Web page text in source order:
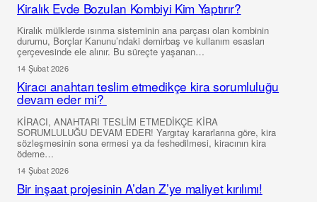
Kiralık Evde Bozulan Kombiyi Kim Yaptırır?
Kiralık mülklerde ısınma sisteminin ana parçası olan kombinin
durumu, Borçlar Kanunu’ndaki demirbaş ve kullanım esasları
çerçevesinde ele alınır. Bu süreçte yaşanan…
14 Şubat 2026
Kiracı anahtarı teslim etmedikçe kira sorumluluğu
devam eder mi?
KİRACI, ANAHTARI TESLİM ETMEDİKÇE KİRA
SORUMLULUĞU DEVAM EDER! Yargıtay kararlarına göre, kira
sözleşmesinin sona ermesi ya da feshedilmesi, kiracının kira
ödeme…
14 Şubat 2026
Bir inşaat projesinin A’dan Z’ye maliyet kırılımı!